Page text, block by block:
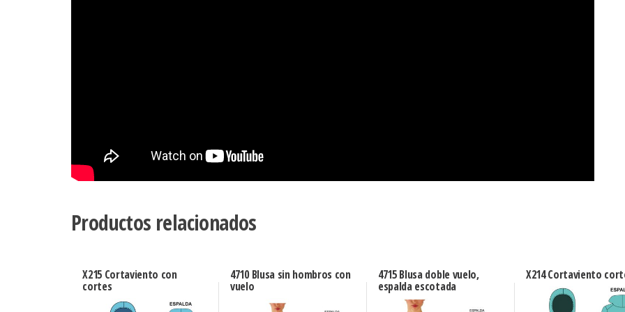
Productos relacionados
X215 Cortaviento con
cortes
4710 Blusa sin hombros con
vuelo
4715 Blusa doble vuelo,
espalda escotada
X214 Cortaviento